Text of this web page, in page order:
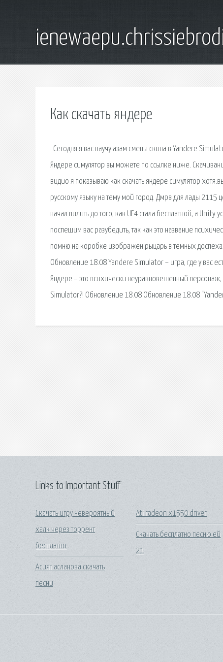
Как скачать яндере
· Сегодня я вас научу азам смены скина в Yandere
Яндере симулятор вы можете по ссылке ниже.
видио я показываю как скачать яндере симулятор
русскому языку на тему мой город. Дмрв для лады
начал пилить до того, как UE4 стала бесплатной, а
поспешим вас разубедить, так как это название
помню на коробке изображен рыцарь в темных
Обновление 18.08 Yandere Simulator – игра, где у вас
Яндере – это психически неуравновешенный персонаж,
Simulator?! Обновление 18.08 Обновление 18.08
Links to Important Stuff
Скачать игру невероятный
халк через торрент
бесплатно
Асият асланова скачать
песни
Ati radeon x1550 driver
Скачать бесплатно песню ей
21